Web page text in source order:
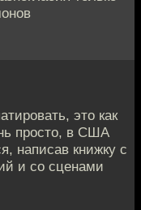
это как
просто, в США
написав книжку с
и со сценами